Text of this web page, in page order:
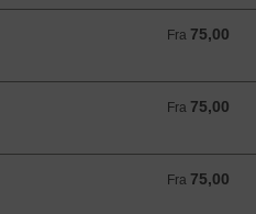
Fra 75,00
Fra 75,00 DKK
Fra 75,00
Fra 75,00 DKK
Fra 75,00
Fra 75,00 DKK